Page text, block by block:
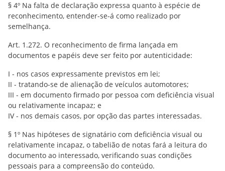
§ 4º Na falta de declaração expressa quanto à espécie de
reconhecimento, entender-se-á como realizado por
semelhança.
Art. 1.272. O reconhecimento de firma lançada em
documentos e papéis deve ser feito por autenticidade:
I - nos casos expressamente previstos em lei;
II - tratando-se de alienação de veículos automotores;
III - em documento firmado por pessoa com deficiência visual
ou relativamente incapaz; e
IV - nos demais casos, por opção das partes interessadas.
§ 1º Nas hipóteses de signatário com deficiência visual ou
relativamente incapaz, o tabelião de notas fará a leitura do
documento ao interessado, verificando suas condições
pessoais para a compreensão do conteúdo.